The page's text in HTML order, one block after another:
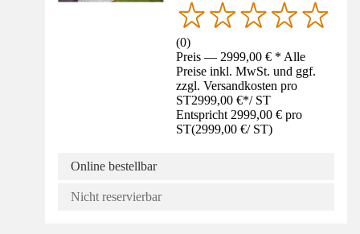
(0)
Preis — 2999,00 € * Alle
Preise inkl. MwSt. und ggf.
zzgl. Versandkosten pro
ST2999,00 €*/ ST
Entspricht 2999,00 € pro
ST(2999,00 €/ ST)
Online bestellbar
Nicht reservierbar